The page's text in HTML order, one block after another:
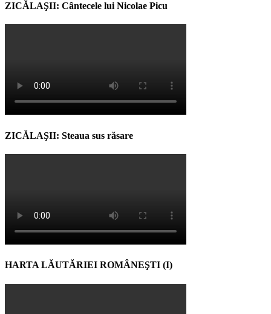
ZICĂLAŞII: Cântecele lui Nicolae Picu
ZICĂLAŞII: Steaua sus răsare
HARTA LĂUTĂRIEI ROMÂNEŞTI (I)